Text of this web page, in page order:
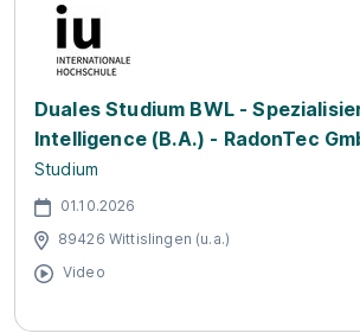
Duales Studium BWL -
Intelligence (B.A.) - RadonTec
Studium
01.10.2026
89426 Wittislingen (u.a.)
Video